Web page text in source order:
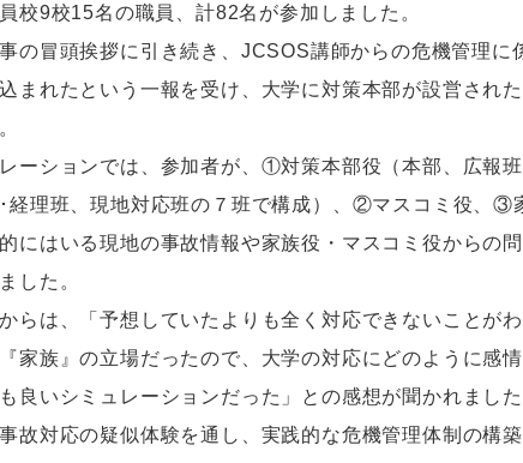
校9校15名の職員、計82名が参加しました。
の冒頭挨拶に引き続き、JCSOS講師からの危機管理に
まれたという一報を受け、大学に対策本部が設営され
ーションでは、参加者が、①対策本部役（本部、広報
経理班、現地対応班の７班で構成）、②マスコミ役、③
にはいる現地の事故情報や家族役・マスコミ役からの
した。
らは、「予想していたよりも全く対応できないことが
家族』の立場だったので、大学の対応にどのように感
良いシミュレーションだった」との感想が聞かれました
故対応の疑似体験を通し、実践的な危機管理体制の構